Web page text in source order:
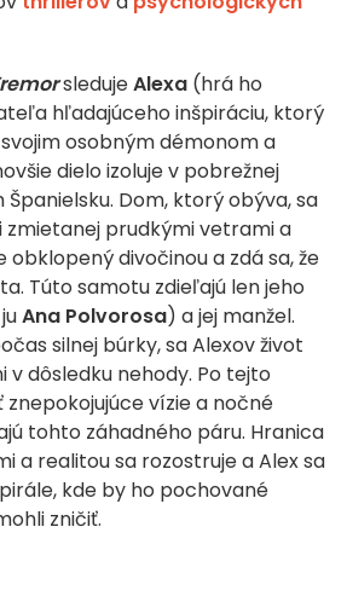
sledujeAlexa (hrá ho
hľadajúceho inšpiráciu, ktorý
osobným démonom a
dielo izoluje v pobrežnej
Dom, ktorý obýva, sa
zmietanej prudkými vetrami a
obklopený divočinou a zdá sa, že
Túto samotu zdieľajú len jeho
Ana Polvorosa) a jej manžel.
silnej búrky, sa Alexov život
dôsledku nehody. Po tejto
vízie a nočné
tohto záhadného páru. Hranica
a realitou sa rozostruje a Alex sa
kde by ho pochované
zničiť.